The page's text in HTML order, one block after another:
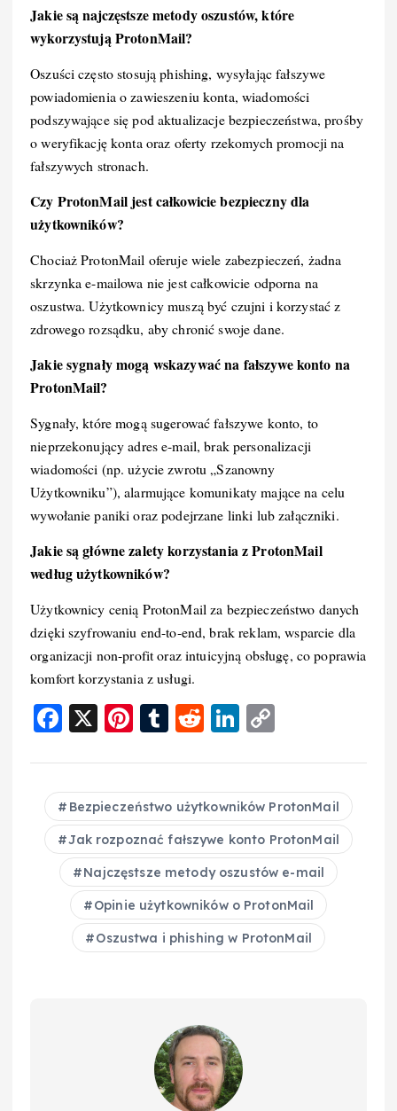
Jakie są najczęstsze metody oszustów, które
wykorzystują ProtonMail?
Oszuści często stosują phishing, wysyłając fałszywe
powiadomienia o zawieszeniu konta, wiadomości
podszywające się pod aktualizacje bezpieczeństwa, prośby
o weryfikację konta oraz oferty rzekomych promocji na
fałszywych stronach.
Czy ProtonMail jest całkowicie bezpieczny dla
użytkowników?
Chociaż ProtonMail oferuje wiele zabezpieczeń, żadna
skrzynka e-mailowa nie jest całkowicie odporna na
oszustwa. Użytkownicy muszą być czujni i korzystać z
zdrowego rozsądku, aby chronić swoje dane.
Jakie sygnały mogą wskazywać na fałszywe konto na
ProtonMail?
Sygnały, które mogą sugerować fałszywe konto, to
nieprzekonujący adres e-mail, brak personalizacji
wiadomości (np. użycie zwrotu „Szanowny
Użytkowniku”), alarmujące komunikaty mające na celu
wywołanie paniki oraz podejrzane linki lub załączniki.
Jakie są główne zalety korzystania z ProtonMail
według użytkowników?
Użytkownicy cenią ProtonMail za bezpieczeństwo danych
dzięki szyfrowaniu end-to-end, brak reklam, wsparcie dla
organizacji non-profit oraz intuicyjną obsługę, co poprawia
komfort korzystania z usługi.
F
c
e
b
o
o
k
X
Pi
er
e
st
T
m
bl
r
R
d
di
t
Li
k
e
d
I
n
p
y
Li
n
k
Bezpieczeństwo użytkowników ProtonMail
Jak rozpoznać fałszywe konto ProtonMail
Najczęstsze metody oszustów e-mail
Opinie użytkowników o ProtonMail
Oszustwa i phishing w ProtonMail